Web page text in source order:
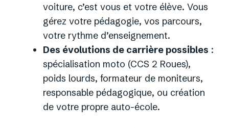
voiture, c’est vous et votre élève. Vous
gérez votre pédagogie, vos parcours,
votre rythme d’enseignement.
Des évolutions de carrière possibles :
spécialisation moto (CCS 2 Roues),
poids lourds, formateur de moniteurs,
responsable pédagogique, ou création
de votre propre auto-école.